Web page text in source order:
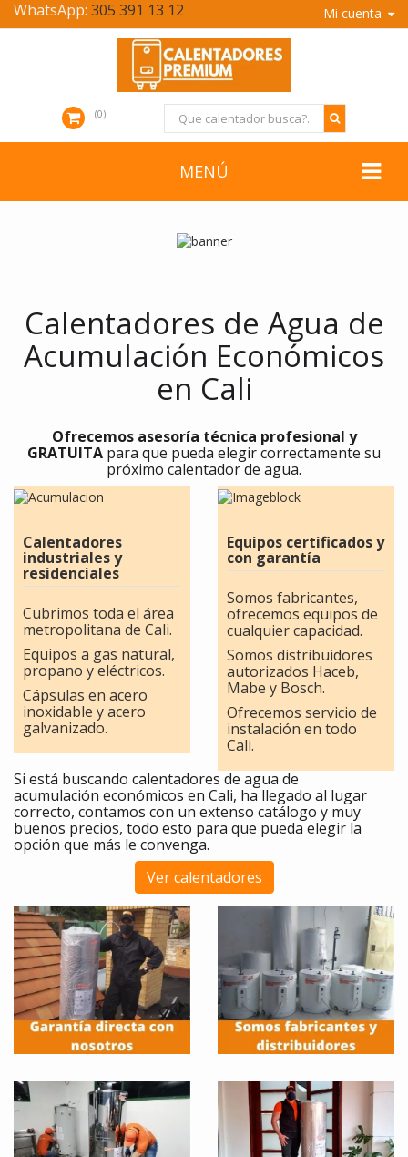
Mi cuenta
WhatsApp: 305 391 13 12
0
MENÚ
Calentadores de Agua de
Acumulación Económicos
en Cali
Ofrecemos asesoría técnica profesional y
GRATUITA para que pueda elegir correctamente su
próximo calentador de agua.
Calentadores
industriales y
residenciales
Cubrimos toda el área
metropolitana de Cali.
Equipos a gas natural,
propano y eléctricos.
Cápsulas en acero
inoxidable y acero
galvanizado.
Equipos certificados y
con garantía
Somos fabricantes,
ofrecemos equipos de
cualquier capacidad.
Somos distribuidores
autorizados Haceb,
Mabe y Bosch.
Ofrecemos servicio de
instalación en todo
Cali.
Si está buscando calentadores de agua de
acumulación económicos en Cali, ha llegado al lugar
correcto, contamos con un extenso catálogo y muy
buenos precios, todo esto para que pueda elegir la
opción que más le convenga.
Ver calentadores